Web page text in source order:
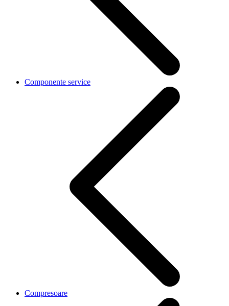
Componente service
Compresoare